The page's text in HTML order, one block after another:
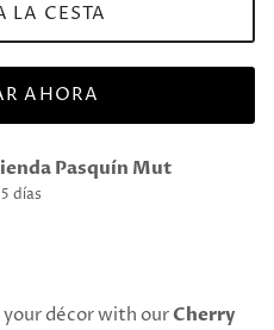
LA CESTA
AHORA
Pasquín Mut
días
décor with ourCherry